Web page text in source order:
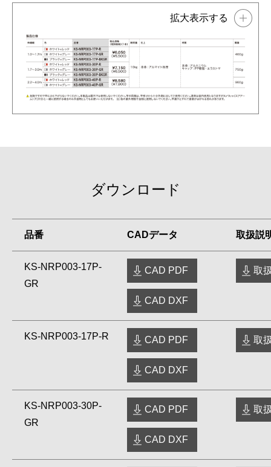
ダウンロード
品番 CADデータ 取扱説
KS-NRP003-17P-
GR
CAD PDF
CAD DXF
取
KS-NRP003-17P-R CAD PDF
CAD DXF
取
KS-NRP003-30P-
GR
CAD PDF
CAD DXF
取